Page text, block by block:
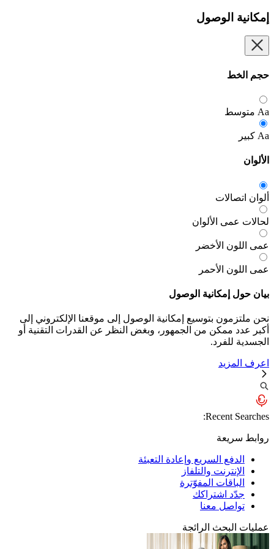
الوصول
الألوان
الأخضر
الأحمر
إمكانية الوصول
بتوسيع إمكانية الوصول إلى موقعنا الإلكتروني إلى
ممكن من الجمهور، وبغض النظر عن القدرات التقنية أو
Recent
السريع وإعادة التعبئة
والتلفاز
المفوّترة
اشتراكك
معنا
الرائجة